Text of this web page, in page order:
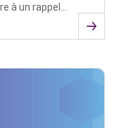
à un rappel…